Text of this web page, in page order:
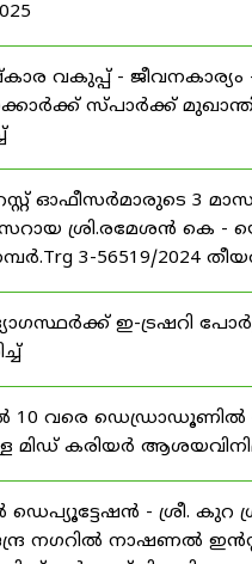
വകുപ്പ് - ജീവനകാര്യം
സ്പാർക്ക്
ഓഫീസർമാരുടെ 3
ശ്രി.രമേശൻ കെ -
3-56519/2024
ഇ-ട്രഷറി
10 വരെ
മിഡ് കരിയർ
- ശ്രീ. കുറ
നഗറിൽ നാഷണൽ